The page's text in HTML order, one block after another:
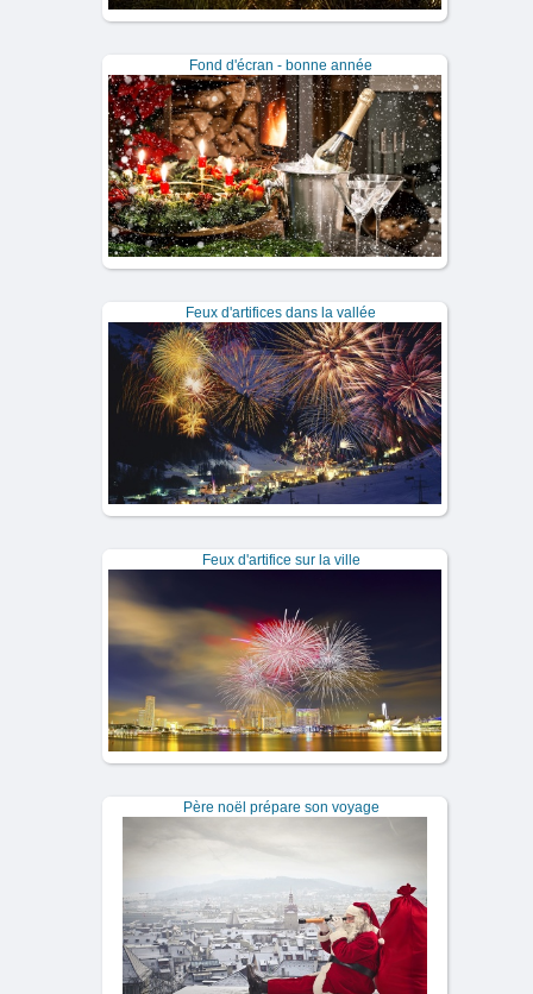
Fond d'écran - bonne année
Feux d'artifices dans la vallée
Feux d'artifice sur la ville
Père noël prépare son voyage